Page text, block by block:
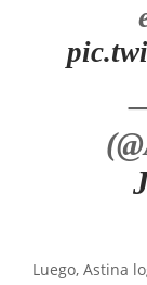
Luego, Astina